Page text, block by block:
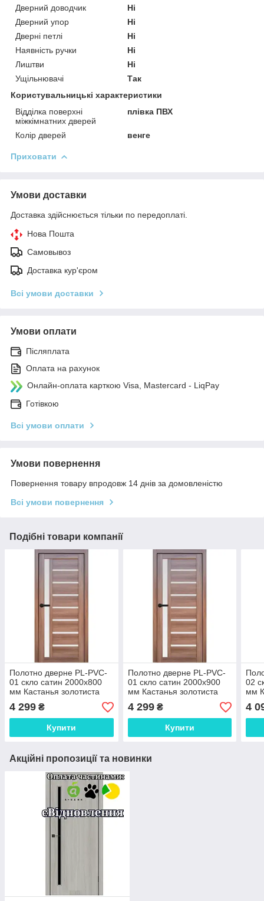
Дверний доводчик
Ні
Дверний упор
Ні
Дверні петлі
Ні
Наявність ручки
Ні
Лиштви
Ні
Ущільнювачі
Так
Користувальницькі характеристики
Відділка поверхні
міжкімнатних дверей
плівка ПВХ
Колір дверей венге
Приховати
Умови доставки
Доставка здійснюється тільки по передоплаті.
Нова Пошта
Самовывоз
Доставка кур'єром
Всі умови доставки
Умови оплати
Післяплата
Оплата на рахунок
Онлайн-оплата карткою Visa, Mastercard - LiqPay
Готівкою
Всі умови оплати
Умови повернення
Повернення товару впродовж 14 днів за домовленістю
Всі умови повернення
Подібні товари компанії
Полотно дверне PL-PVC-
01 скло сатин 2000х800
мм Кастанья золотиста
4 299 ₴
Купити
Полотно дверне PL-PVC-
01 скло сатин 2000х900
мм Кастанья золотиста
4 299₴
Купити
02
мм
4
Акційні пропозиції та новинки